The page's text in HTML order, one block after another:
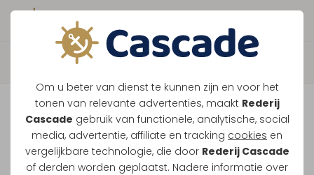
Om u beter van dienst te kunnen zijn en voor het
tonen van relevante advertenties, maakt Rederij
Cascade gebruik van functionele, analytische, social
media, advertentie, affiliate en tracking cookies en
vergelijkbare technologie, die door Rederij Cascade
of derden worden geplaatst. Nadere informatie over
Boek direct je vaart
Vaar je mee over de
Maasplassen?
Ondanks de lage waterstanden gaan
onze vaarten gewoon door.